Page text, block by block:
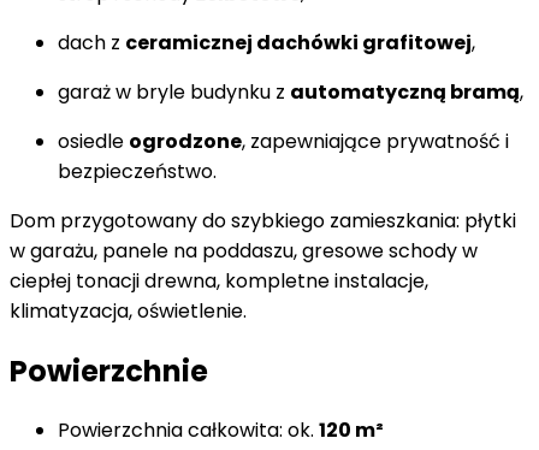
dach z ceramicznej dachówki grafitowej,
garaż w bryle budynku z automatyczną bramą,
osiedle ogrodzone, zapewniające prywatność i
bezpieczeństwo.
Dom przygotowany do szybkiego zamieszkania: płytki
w garażu, panele na poddaszu, gresowe schody w
ciepłej tonacji drewna, kompletne instalacje,
klimatyzacja, oświetlenie.
Powierzchnie
Powierzchnia całkowita: ok. 120 m²